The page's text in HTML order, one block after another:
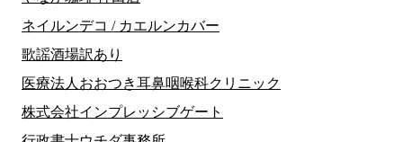
ネイルンデコ / カエルンカバー
歌謡酒場訳あり
医療法人おおつき耳鼻咽喉科クリニック
株式会社インプレッシブゲート